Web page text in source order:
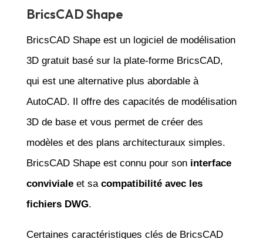
BricsCAD Shape
BricsCAD Shape est un logiciel de modélisation
3D gratuit basé sur la plate-forme BricsCAD,
qui est une alternative plus abordable à
AutoCAD. Il offre des capacités de modélisation
3D de base et vous permet de créer des
modèles et des plans architecturaux simples.
BricsCAD Shape est connu pour son interface
convivialeet sa compatibilité avec les
fichiers DWG.
Certaines caractéristiques clés de BricsCAD